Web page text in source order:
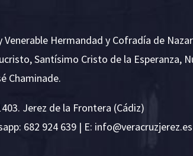
Venerable Hermandad y Cofradía de
Santísimo Cristo de la Esperanza,
Chaminade.
Jerez de la Frontera (Cádiz)
682 924 639 | E: se.ze
rejzu
rcare
v@ofn
i